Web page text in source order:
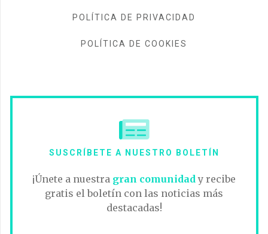
POLÍTICA DE PRIVACIDAD
POLÍTICA DE COOKIES
SUSCRÍBETE A NUESTRO BOLETÍN
¡Únete a nuestra gran comunidady recibe
gratis el boletín con las noticias más
destacadas!